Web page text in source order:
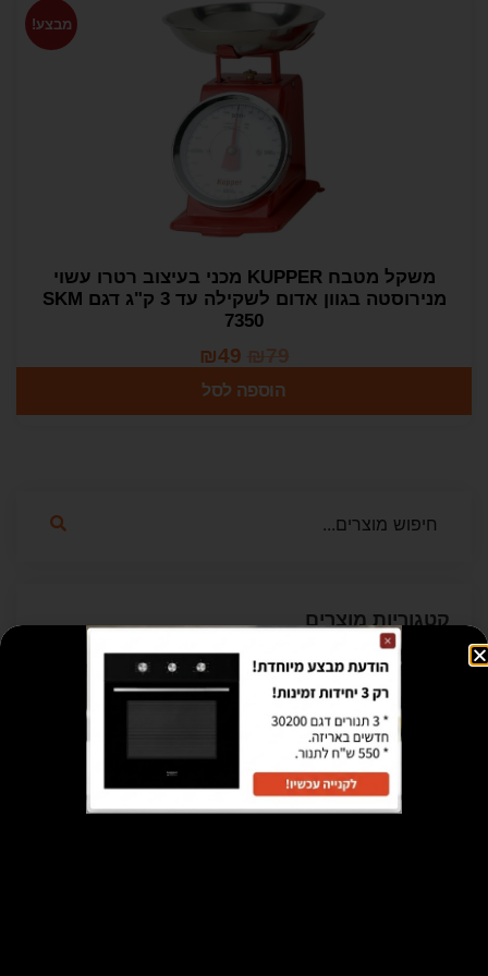
קטגוריות מוצרים
אביזרים לרכב
טיולים ומחנאות
מבצע!
משקל מטבח KUPPER מכני בעיצוב רטרו עשוי
מנירוסטה בגוון אדום לשקילה עד 3 ק"ג דגם SKM
7350
₪79
₪49
הוספה לסל